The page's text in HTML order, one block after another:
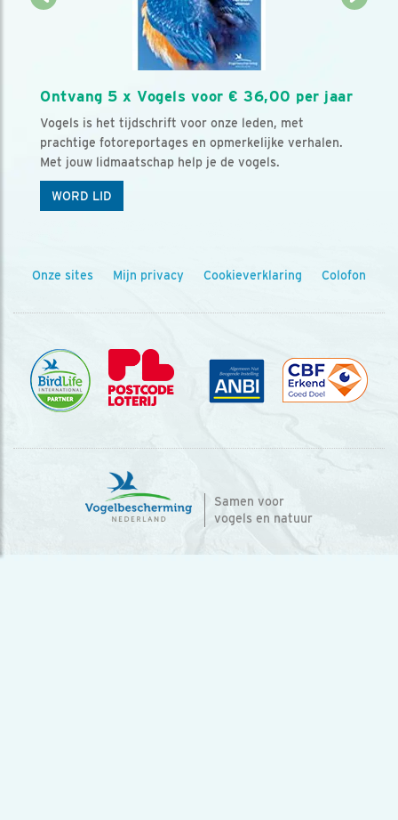
Ontvang 5 x Vogels voor € 36,00 per jaar
Vogels is het tijdschrift voor onze leden, met
prachtige fotoreportages en opmerkelijke verhalen.
Met jouw lidmaatschap help je de vogels.
WORD LID
Onze sites Mijn privacy Cookieverklaring Colofon
Samen voor
vogels en natuur